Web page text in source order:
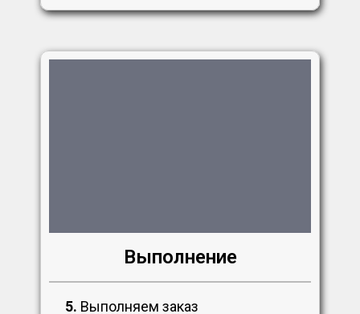
Выполнение
5. Выполняем заказ